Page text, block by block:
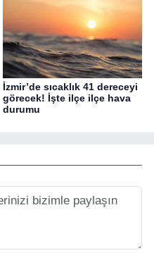
İzmir’de sıcaklık 41 dereceyi
görecek! İşte ilçe ilçe hava
durumu